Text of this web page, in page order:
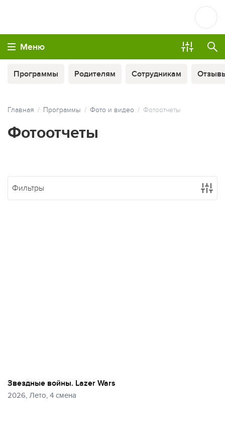
Меню
Программы Родителям Сотрудникам
Главная Программы Фото и видео Фотоотчеты
Фотоотчеты
МЫ ВСЕГДА НА СВЯЗИ
Фильтры
Звездные войны. Lazer Wars
2026, Лето, 4 смена